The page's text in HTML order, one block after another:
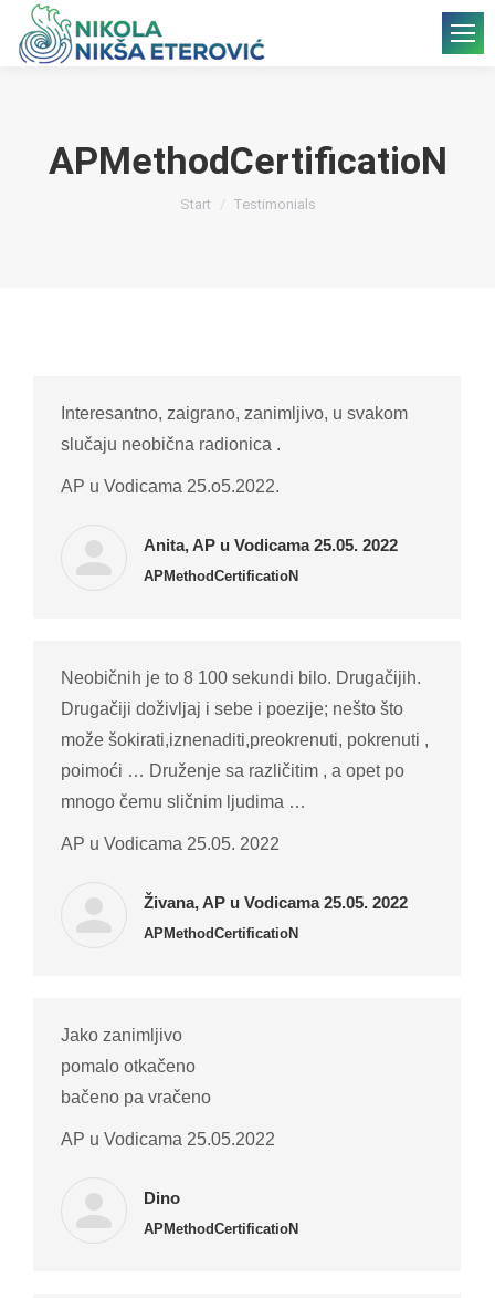
APMethodCertificatioN
Sie befinden sich hier:
Start Testimonials
Interesantno, zaigrano, zanimljivo, u svakom
slučaju neobična radionica .
AP u Vodicama 25.o5.2022.
Anita, AP u Vodicama 25.05. 2022
APMethodCertificatioN
Neobičnih je to 8 100 sekundi bilo. Drugačijih.
Drugačiji doživljaj i sebe i poezije; nešto što
može šokirati,iznenaditi,preokrenuti, pokrenuti ,
poimoći … Druženje sa različitim , a opet po
mnogo čemu sličnim ljudima …
AP u Vodicama 25.05. 2022
Živana, AP u Vodicama 25.05. 2022
APMethodCertificatioN
Jako zanimljivo
pomalo otkačeno
bačeno pa vračeno
AP u Vodicama 25.05.2022
Dino
APMethodCertificatioN